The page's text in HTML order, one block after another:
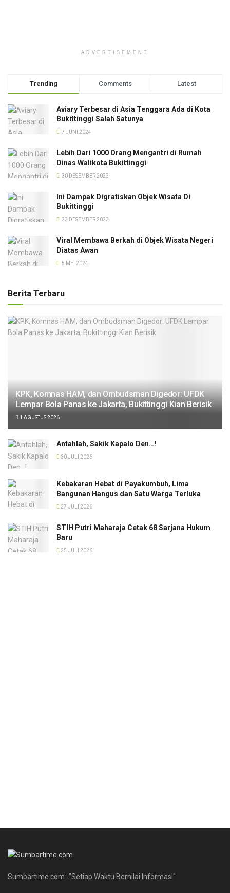
ADVERTISEMENT
Trending Comments Latest
Aviary Terbesar di Asia Tenggara Ada di Kota
Bukittinggi Salah Satunya
7 JUNI 2024
Lebih Dari 1000 Orang Mengantri di Rumah
Dinas Walikota Bukittinggi
30 DESEMBER 2023
Ini Dampak Digratiskan Objek Wisata Di
Bukittinggi
23 DESEMBER 2023
Viral Membawa Berkah di Objek Wisata Negeri
Diatas Awan
5 MEI 2024
Berita Terbaru
KPK, Komnas HAM, dan Ombudsman Digedor: UFDK
Lempar Bola Panas ke Jakarta, Bukittinggi Kian Berisik
1 AGUSTUS 2026
Antahlah, Sakik Kapalo Den…!
30 JULI 2026
Kebakaran Hebat di Payakumbuh, Lima
Bangunan Hangus dan Satu Warga Terluka
27 JULI 2026
STIH Putri Maharaja Cetak 68 Sarjana Hukum
Baru
25 JULI 2026
Sumbartime.com -"Setiap Waktu Bernilai Informasi"